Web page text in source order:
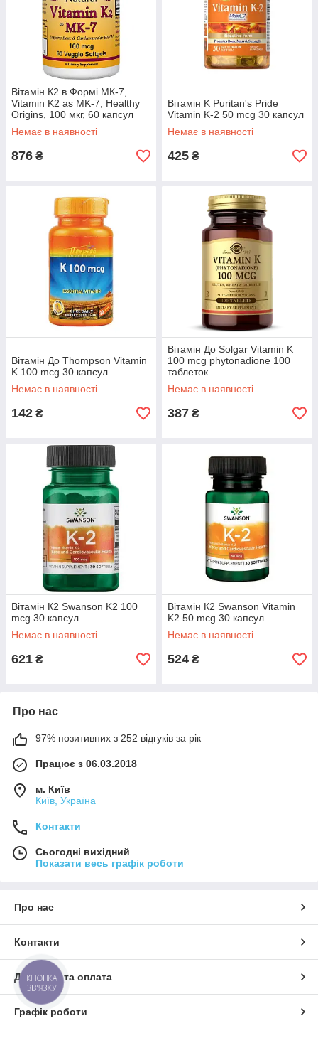
Вітамін К2 в Формі МК-7,
Vitamin K2 as MK-7, Healthy
Origins, 100 мкг, 60 капсул
Немає в наявності
876 ₴
Вітамін K Puritan's Pride
Vitamin K-2 50 mcg 30 капсул
Немає в наявності
425 ₴
Вітамін До Thompson Vitamin
K 100 mcg 30 капсул
Немає в наявності
142 ₴
Вітамін До Solgar Vitamin K
100 mcg phytonadione 100
таблеток
Немає в наявності
387 ₴
Вітамін К2 Swanson K2 100
mcg 30 капсул
Немає в наявності
621 ₴
Вітамін К2 Swanson Vitamin
K2 50 mcg 30 капсул
Немає в наявності
524 ₴
Про нас
97% позитивних з 252 відгуків за рік
Працює з 06.03.2018
м. Київ
Київ, Україна
Контакти
Сьогодні вихідний
Показати весь графік роботи
Про нас
Контакти
Доставка та оплата
Графік роботи
КНОПКА
ЗВ'ЯЗКУ